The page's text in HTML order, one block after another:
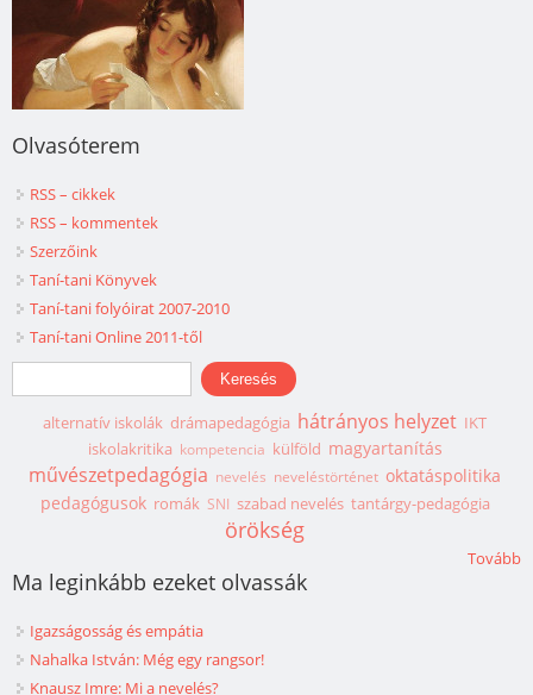
Olvasóterem
RSS – cikkek
RSS – kommentek
Szerzőink
Taní-tani Könyvek
Taní-tani folyóirat 2007-2010
Taní-tani Online 2011-től
Keresés űrlap
Keresés
alternatív iskolák drámapedagógia hátrányos helyzet IKT
iskolakritika kompetencia külföld magyartanítás
művészetpedagógia nevelés neveléstörténet oktatáspolitika
pedagógusok romák SNI szabad nevelés tantárgy-pedagógia
örökség
Tovább
Ma leginkább ezeket olvassák
Igazságosság és empátia
Nahalka István: Még egy rangsor!
Knausz Imre: Mi a nevelés?